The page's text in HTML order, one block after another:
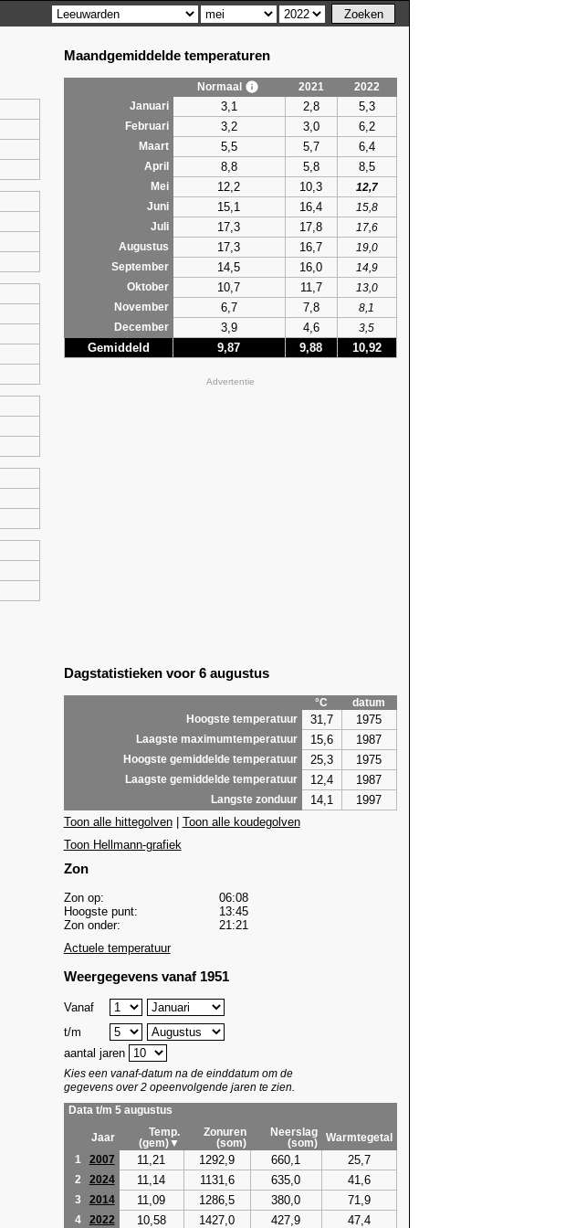
Maandgemiddelde temperaturen
Normaal 2021
2022
Januari
3,1 2,8 5,3
Februari 3,2 3,0 6,2
Maart 5,5 5,7 6,4
April 8,8 5,8 8,5
Mei 12,2 10,3
12,7
Juni
15,1 16,4
15,8
Juli
17,3 17,8
17,6
Augustus
17,3 16,7
19,0
September
14,5 16,0
14,9
Oktober
10,7 11,7
13,0
November
6,7 7,8
8,1
December
3,9 4,6 3,5
Gemiddeld 9,87 9,88 10,92
Advertentie
Dagstatistieken voor 6 augustus
°C
datum
Hoogste temperatuur
31,7 1975
Laagste maximumtemperatuur 15,6 1987
Hoogste gemiddelde temperatuur 25,3 1975
Laagste gemiddelde temperatuur 12,4 1987
Langste zonduur 14,1
1997
Toon alle hittegolven| Toon alle koudegolven
Toon Hellmann-grafiek
Zon
Zon op:
06:08
Hoogste punt:
13:45
Zon onder:
21:21
Actuele temperatuur
Weergegevens vanaf 1951
Vanaf
t/m
aantal jaren
Kies een vanaf-datum na de einddatum om de
gegevens over 2 opeenvolgende jaren te zien.
Data t/m 5 augustus
Jaar
Temp.
(gem)▼
Zonuren
(som)
Neerslag
(som)
Warmtegetal
1
2007 11,21 1292,9 660,1 25,7
2 2024 11,14 1131,6 635,0 41,6
3 2014 11,09 1286,5 380,0 71,9
4 2022 10,58 1427,0 427,9 47,4